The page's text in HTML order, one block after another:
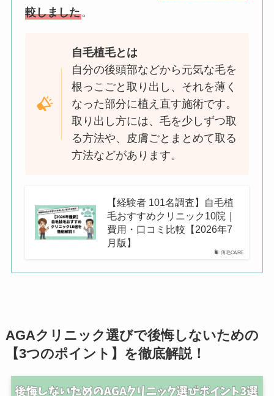
較しました。
自毛植毛とは
自分の後頭部などから元気な毛を
根っこごと取り出し、それを薄く
なった部分に植え直す施術です。
取り出し方には、毛を少しずつ取
る方法や、皮膚ごとまとめて取る
方法などがあります。
薄毛CARE
【経験者 101名調査】自毛植
毛おすすめクリニック10院｜
費用・口コミ比較【2026年7
月版】
AGAクリニック選びで後悔しないための
【3つのポイント】を徹底解説！